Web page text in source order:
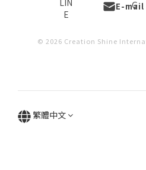
E-mail
© 2026 Creation Shine
繁體中文